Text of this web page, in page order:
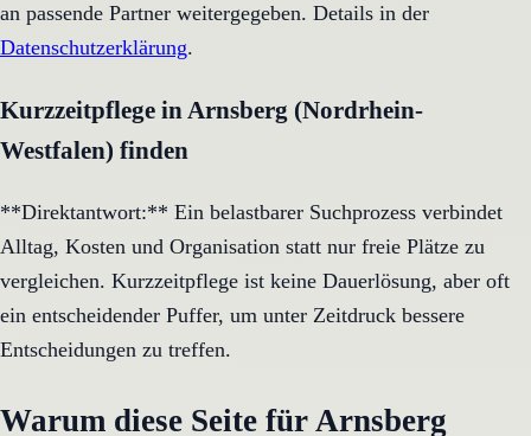
an passende Partner weitergegeben. Details in der
Datenschutzerklärung.
Kurzzeitpflege in Arnsberg (Nordrhein-
Westfalen) finden
**Direktantwort:** Ein belastbarer Suchprozess verbindet
Alltag, Kosten und Organisation statt nur freie Plätze zu
vergleichen. Kurzzeitpflege ist keine Dauerlösung, aber oft
ein entscheidender Puffer, um unter Zeitdruck bessere
Entscheidungen zu treffen.
Warum diese Seite für Arnsberg